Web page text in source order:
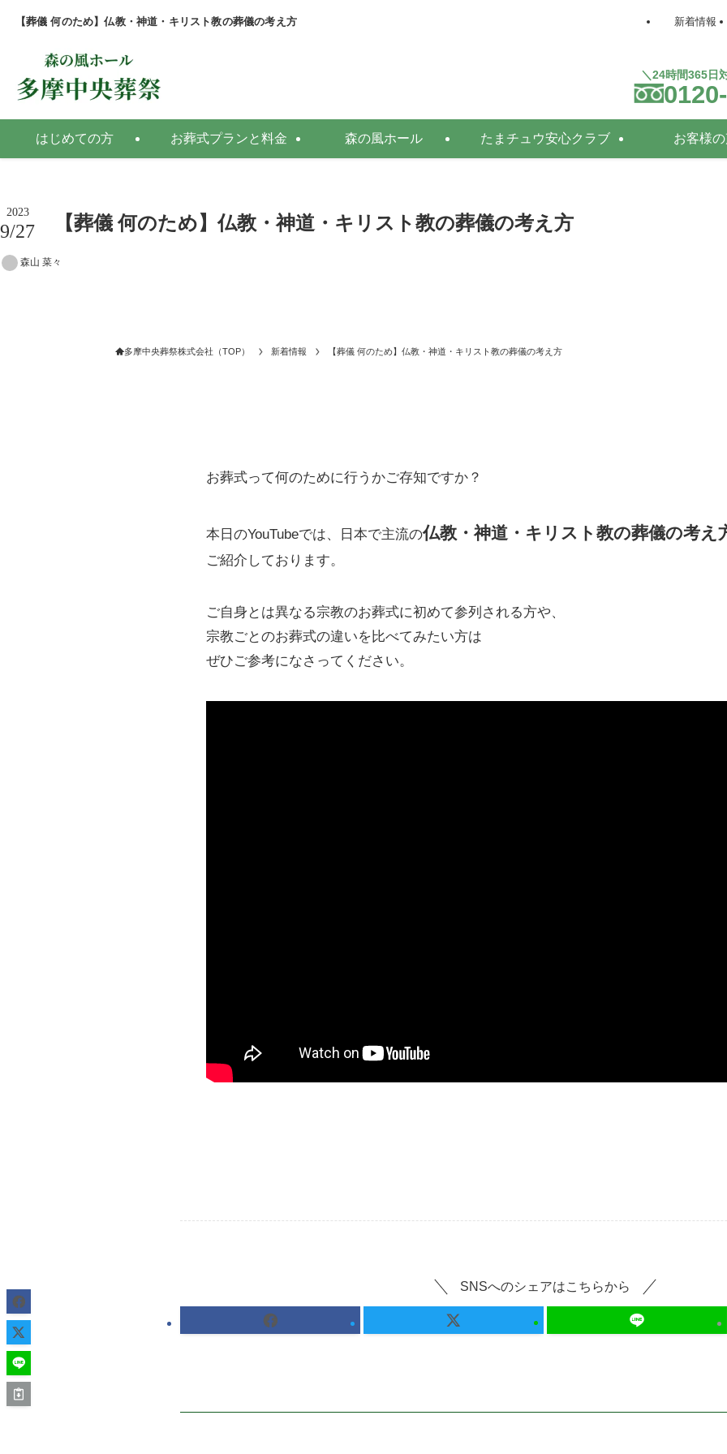
【葬儀 何のため】仏教・神道・キリスト教の葬儀の考え方 新着情報
＼24時間365日
はじめての方 お葬式プランと料金 森の風ホール たまチュウ安心クラブ お客様
【葬儀 何のため】仏教・神道・キリスト教の葬儀の考え方
2023
9/27
森山 菜々
多摩中央葬祭株式会社（TOP） 新着情報 【葬儀 何のため】仏教・神道・キリスト教の葬儀の考え方
お葬式って何のために行うかご存知ですか？
本日のYouTubeでは、日本で主流の仏教・神道・キリスト教の葬儀の考え
ご紹介しております。
ご自身とは異なる宗教のお葬式に初めて参列される方や、
宗教ごとのお葬式の違いを比べてみたい方は
ぜひご参考になさってください。
SNSへのシェアはこちらから